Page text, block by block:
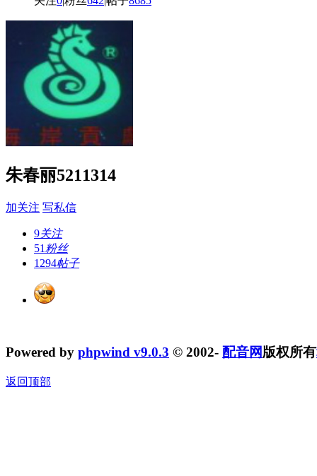
朱春丽5211314
加关注 写私信
9关注
51 粉丝
1294帖子
Powered by phpwind v9.0.3 © 2002- 配音网版权所有
返回顶部